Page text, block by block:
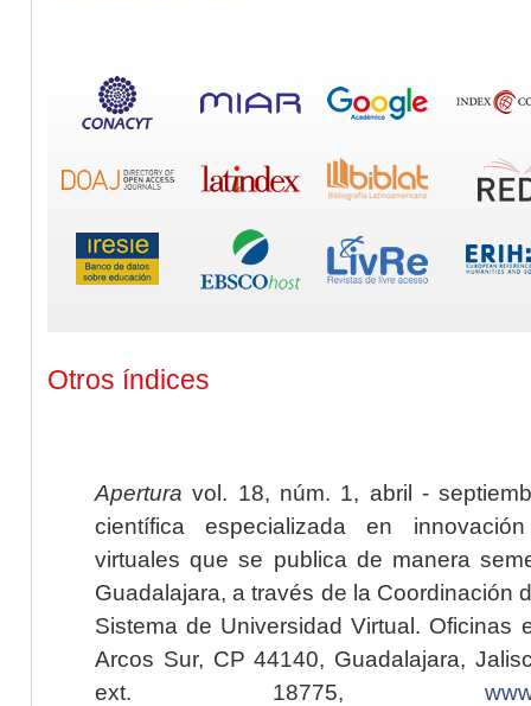
Otros índices
Apertura vol. 18, núm. 1, abril -
científica especializada en
virtuales que se publica de manera
Guadalajara, a través de la Coordinación
Sistema de Universidad Virtual. Oficinas
Arcos Sur, CP 44140, Guadalajara,
ext. 18775,